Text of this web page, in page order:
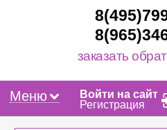
заказать
Меню
Войти на сайт
Регистрация